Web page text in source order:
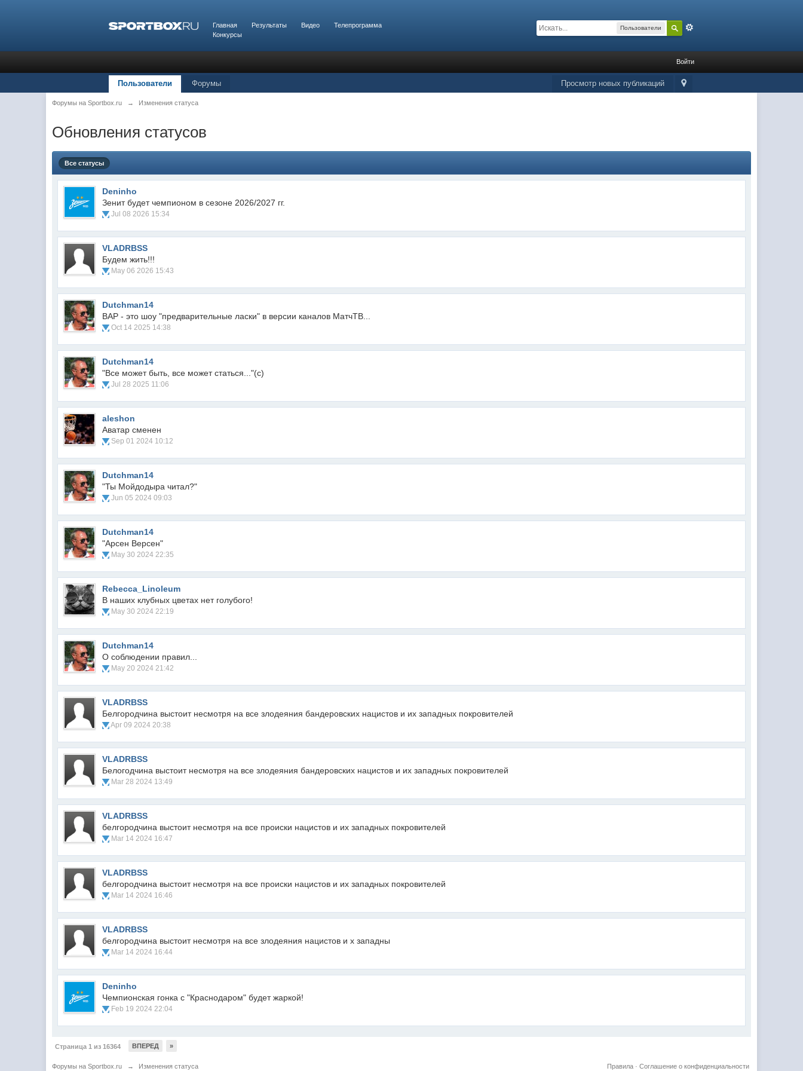
Главная Результаты Видео
Телепрограмма
Конкурсы
Пользователи
Войти
Просмотр новых публикаций
Пользователи Форумы
Форумы на Sportbox.ru → Изменения статуса
Обновления статусов
Все статусы
Deninho
Зенит будет чемпионом в сезоне 2026/2027 гг.
Jul 08 2026 15:34
VLADRBSS
Будем жить!!!
May 06 2026 15:43
Dutchman14
ВАР - это шоу "предварительные ласки" в версии каналов МатчТВ...
Oct 14 2025 14:38
Dutchman14
"Все может быть, все может статься..."(с)
Jul 28 2025 11:06
aleshon
Аватар сменен
Sep 01 2024 10:12
Dutchman14
"Ты Мойдодыра читал?"
Jun 05 2024 09:03
Dutchman14
"Арсен Версен"
May 30 2024 22:35
Rebecca_Linoleum
В наших клубных цветах нет голубого!
May 30 2024 22:19
Dutchman14
О соблюдении правил...
May 20 2024 21:42
VLADRBSS
Белгородчина выстоит несмотря на все злодеяния бандеровских нацистов и их западных покровителей
Apr 09 2024 20:38
VLADRBSS
Белогодчина выстоит несмотря на все злодеяния бандеровских нацистов и их западных покровителей
Mar 28 2024 13:49
VLADRBSS
белгородчина выстоит несмотря на все происки нацистов и их западных покровителей
Mar 14 2024 16:47
VLADRBSS
белгородчина выстоит несмотря на все происки нацистов и их западных покровителей
Mar 14 2024 16:46
VLADRBSS
белгородчина выстоит несмотря на все злодеяния нацистов и х западны
Mar 14 2024 16:44
Deninho
Чемпионская гонка с "Краснодаром" будет жаркой!
Feb 19 2024 22:04
Страница 1 из 16364 ВПЕРЕД »
Форумы на Sportbox.ru → Изменения статуса Соглашение о конфиденциальности
Правила·